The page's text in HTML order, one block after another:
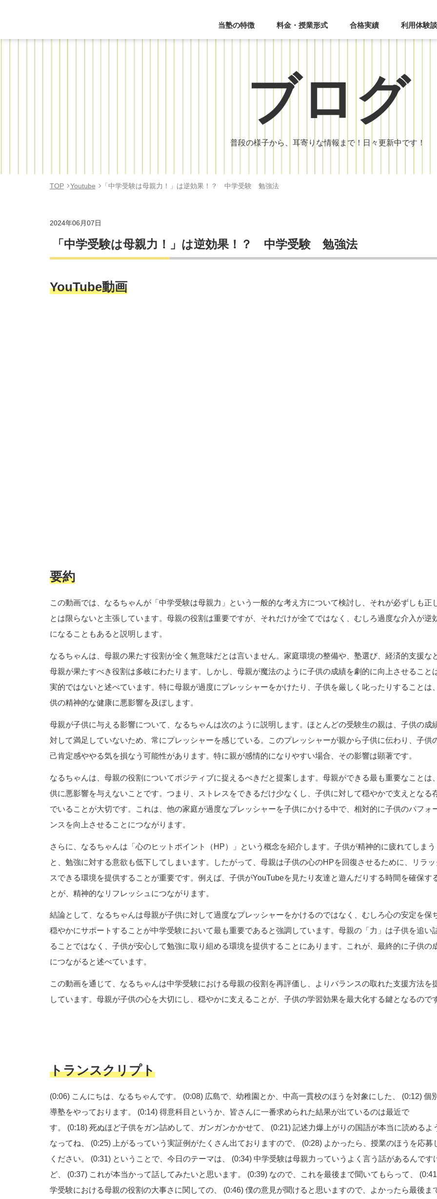
当塾の特徴 料金・授業形式 合格実績 利用体験談
ブログ
普段の様子から、耳寄りな情報まで！日々更新中です！
TOP Youtube 「中学受験は母親力！」は逆効果！？ 中学受験 勉強法
2024年06月07日
「中学受験は母親力！」は逆効果！？ 中学受験 勉強法
YouTube動画
要約
この動画では、なるちゃんが「中学受験は母親力」という一般的な考え方について検討し、それが必ずしも正
とは限らないと主張しています。母親の役割は重要ですが、それだけが全てではなく、むしろ過度な介入が逆
になることもあると説明します。
なるちゃんは、母親の果たす役割が全く無意味だとは言いません。家庭環境の整備や、塾選び、経済的支援な
母親が果たすべき役割は多岐にわたります。しかし、母親が魔法のように子供の成績を劇的に向上させること
実的ではないと述べています。特に母親が過度にプレッシャーをかけたり、子供を厳しく叱ったりすることは
供の精神的な健康に悪影響を及ぼします。
母親が子供に与える影響について、なるちゃんは次のように説明します。ほとんどの受験生の親は、子供の成
対して満足していないため、常にプレッシャーを感じている。このプレッシャーが親から子供に伝わり、子供
己肯定感ややる気を損なう可能性があります。特に親が感情的になりやすい場合、その影響は顕著です。
なるちゃんは、母親の役割についてポジティブに捉えるべきだと提案します。母親ができる最も重要なことは
供に悪影響を与えないことです。つまり、ストレスをできるだけ少なくし、子供に対して穏やかで支えとなる
でいることが大切です。これは、他の家庭が過度なプレッシャーを子供にかける中で、相対的に子供のパフォ
ンスを向上させることにつながります。
さらに、なるちゃんは「心のヒットポイント（HP）」という概念を紹介します。子供が精神的に疲れてしまう
と、勉強に対する意欲も低下してしまいます。したがって、母親は子供の心のHPを回復させるために、リラッ
スできる環境を提供することが重要です。例えば、子供がYouTubeを見たり友達と遊んだりする時間を確保す
とが、精神的なリフレッシュにつながります。
結論として、なるちゃんは母親が子供に対して過度なプレッシャーをかけるのではなく、むしろ心の安定を保
穏やかにサポートすることが中学受験において最も重要であると強調しています。母親の「力」は子供を追い
ることではなく、子供が安心して勉強に取り組める環境を提供することにあります。これが、最終的に子供の
につながると述べています。
この動画を通じて、なるちゃんは中学受験における母親の役割を再評価し、よりバランスの取れた支援方法を
しています。母親が子供の心を大切にし、穏やかに支えることが、子供の学習効果を最大化する鍵となるので
トランスクリプト
(0:06) こんにちは、なるちゃんです。 (0:08) 広島で、幼稚園とか、中高一貫校のほうを対象にした、
(0:12) 個
導塾をやっております。 (0:14) 得意科目というか、皆さんに一番求められた結果が出ているのは最近で
す。
(0:18) 死ぬほど子供をガン詰めして、ガンガンかかせて、 (0:21) 記述力爆上がりの国語が本当に読めるよ
なってね、
(0:25) 上がるっていう実証例がたくさん出ておりますので、 (0:28) よかったら、授業のほうを応募
ください。
(0:31) ということで、今日のテーマは、 (0:34) 中学受験は母親力っていうよく言う話があるんです
ど、
(0:37) これが本当かって話してみたいと思います。 (0:39) なので、これを最後まで聞いてもらって、
学受験における母親の役割の大事さに関しての、
(0:46) 僕の意見が聞けると思いますので、よかったら最後ま